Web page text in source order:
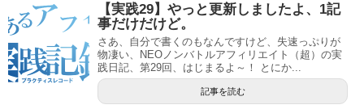
【実践29】やっと更新しましたよ、1記
事だけだけど。
さあ、自分で書くのもなんですけど、失速っぷりが
物凄い、NEOノンバトルアフィリエイト（超）の実
践日記、第29回、はじまるよ～！ とにか...
記事を読む